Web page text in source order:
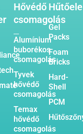
Hővédő
csomagolás
Alumínium
buborékos
csomagolás
Tyvek
hővédő
csomagolás
Temax
hővédő
csomagolás
Gel
Packs
Foam
Bricks
Hard-
Shell
PCM